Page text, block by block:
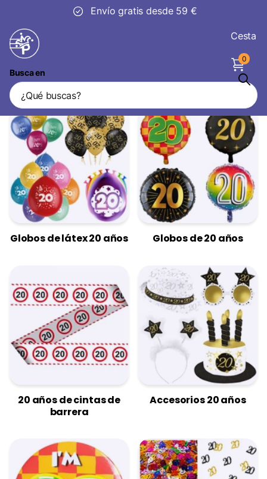
Envío gratis desde 59 €
Busca en
Cesta
0
Decoraciones 20 años
Globos de látex 20 años Globos de 20 años
20 años de cintas de
barrera
Accesorios 20 años